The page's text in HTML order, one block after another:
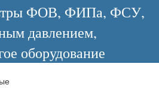
ФОВ, ФИПа, ФСУ,
давлением,
оборудование